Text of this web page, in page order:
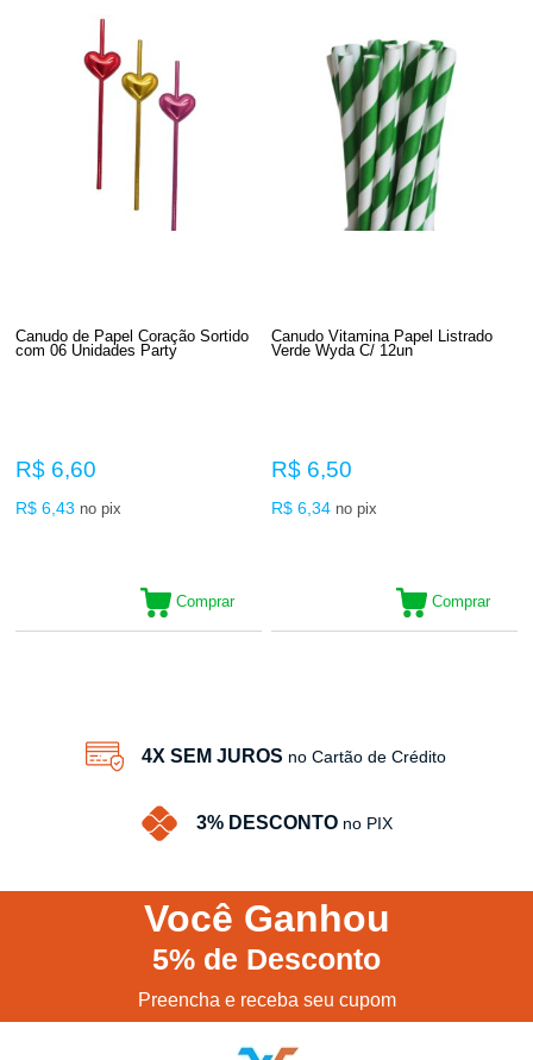
Canudo de Papel Coração Sortido
com 06 Unidades Party
R$ 6,60
R$ 6,43 no pix
Comprar
Canudo Vitamina Papel Listrado
Verde Wyda C/ 12un
R$ 6,50
R$ 6,34 no pix
Comprar
4X SEM JUROS no Cartão de Crédito
3% DESCONTO no PIX
Você Ganhou
5% de Desconto
Preencha e receba seu cupom